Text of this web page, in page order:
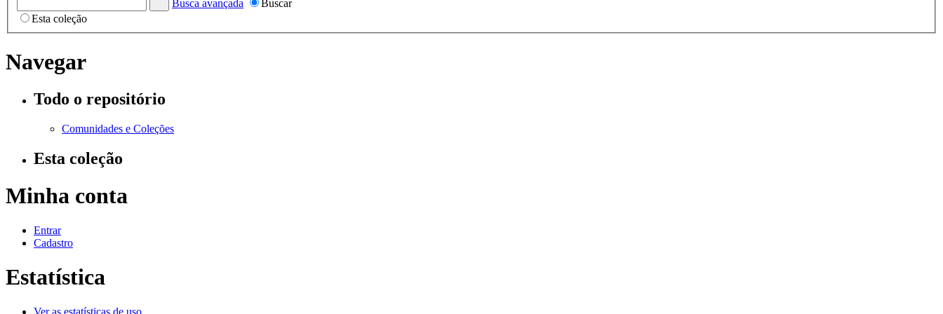
Busca avançada
Buscar
Esta coleção
Navegar
Todo o repositório
Comunidades e Coleções
Esta coleção
Minha conta
Entrar
Cadastro
Estatística
Ver as estatísticas de uso